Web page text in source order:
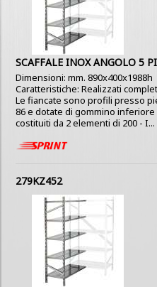
SCAFFALE INOX ANGOLO 5
Dimensioni: mm. 890x400x1988h
Caratteristiche: Realizzati
Le fiancate sono profili presso
86 e dotate di gommino
costituiti da 2 elementi di 200 - I...
279KZ452